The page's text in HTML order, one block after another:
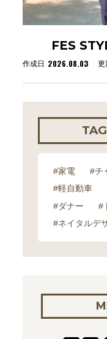
FES
作成日 2026.08.03 更
#家電 #チ
#軽自動車
#ダナー
#
#ネイタルデ